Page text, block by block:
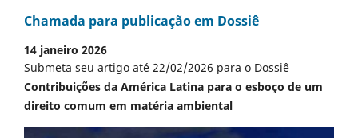
Chamada para publicação em Dossiê
14 janeiro 2026
Submeta seu artigo até 22/02/2026 para o Dossiê
Contribuições da América Latina para o esboço de um
direito comum em matéria ambiental